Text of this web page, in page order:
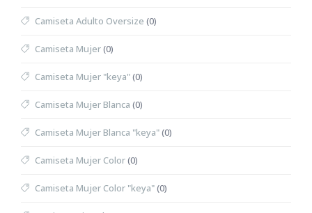
Camiseta Adulto Oversize (0)
Camiseta Mujer(0)
Camiseta Mujer "keya"(0)
Camiseta Mujer Blanca (0)
Camiseta Mujer Blanca "keya"(0)
Camiseta Mujer Color(0)
Camiseta Mujer Color "keya"(0)